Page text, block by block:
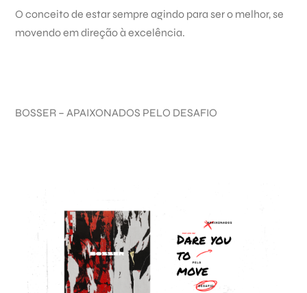
O conceito de estar sempre agindo para ser o melhor, se
movendo em direção à excelência.
BOSSER – APAIXONADOS PELO DESAFIO